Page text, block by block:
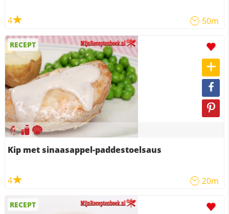
4 50m
RECEPT
Kip met sinaasappel-paddestoelsaus
4 20m
RECEPT